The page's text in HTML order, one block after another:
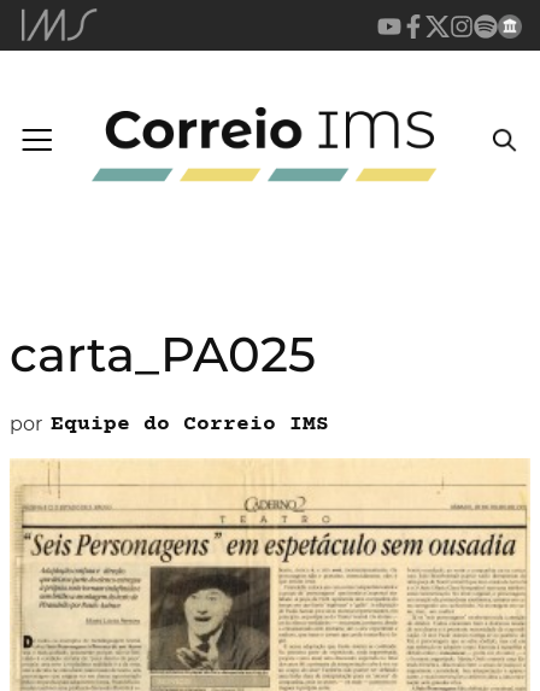
carta_PA025
por Equipe do Correio IMS